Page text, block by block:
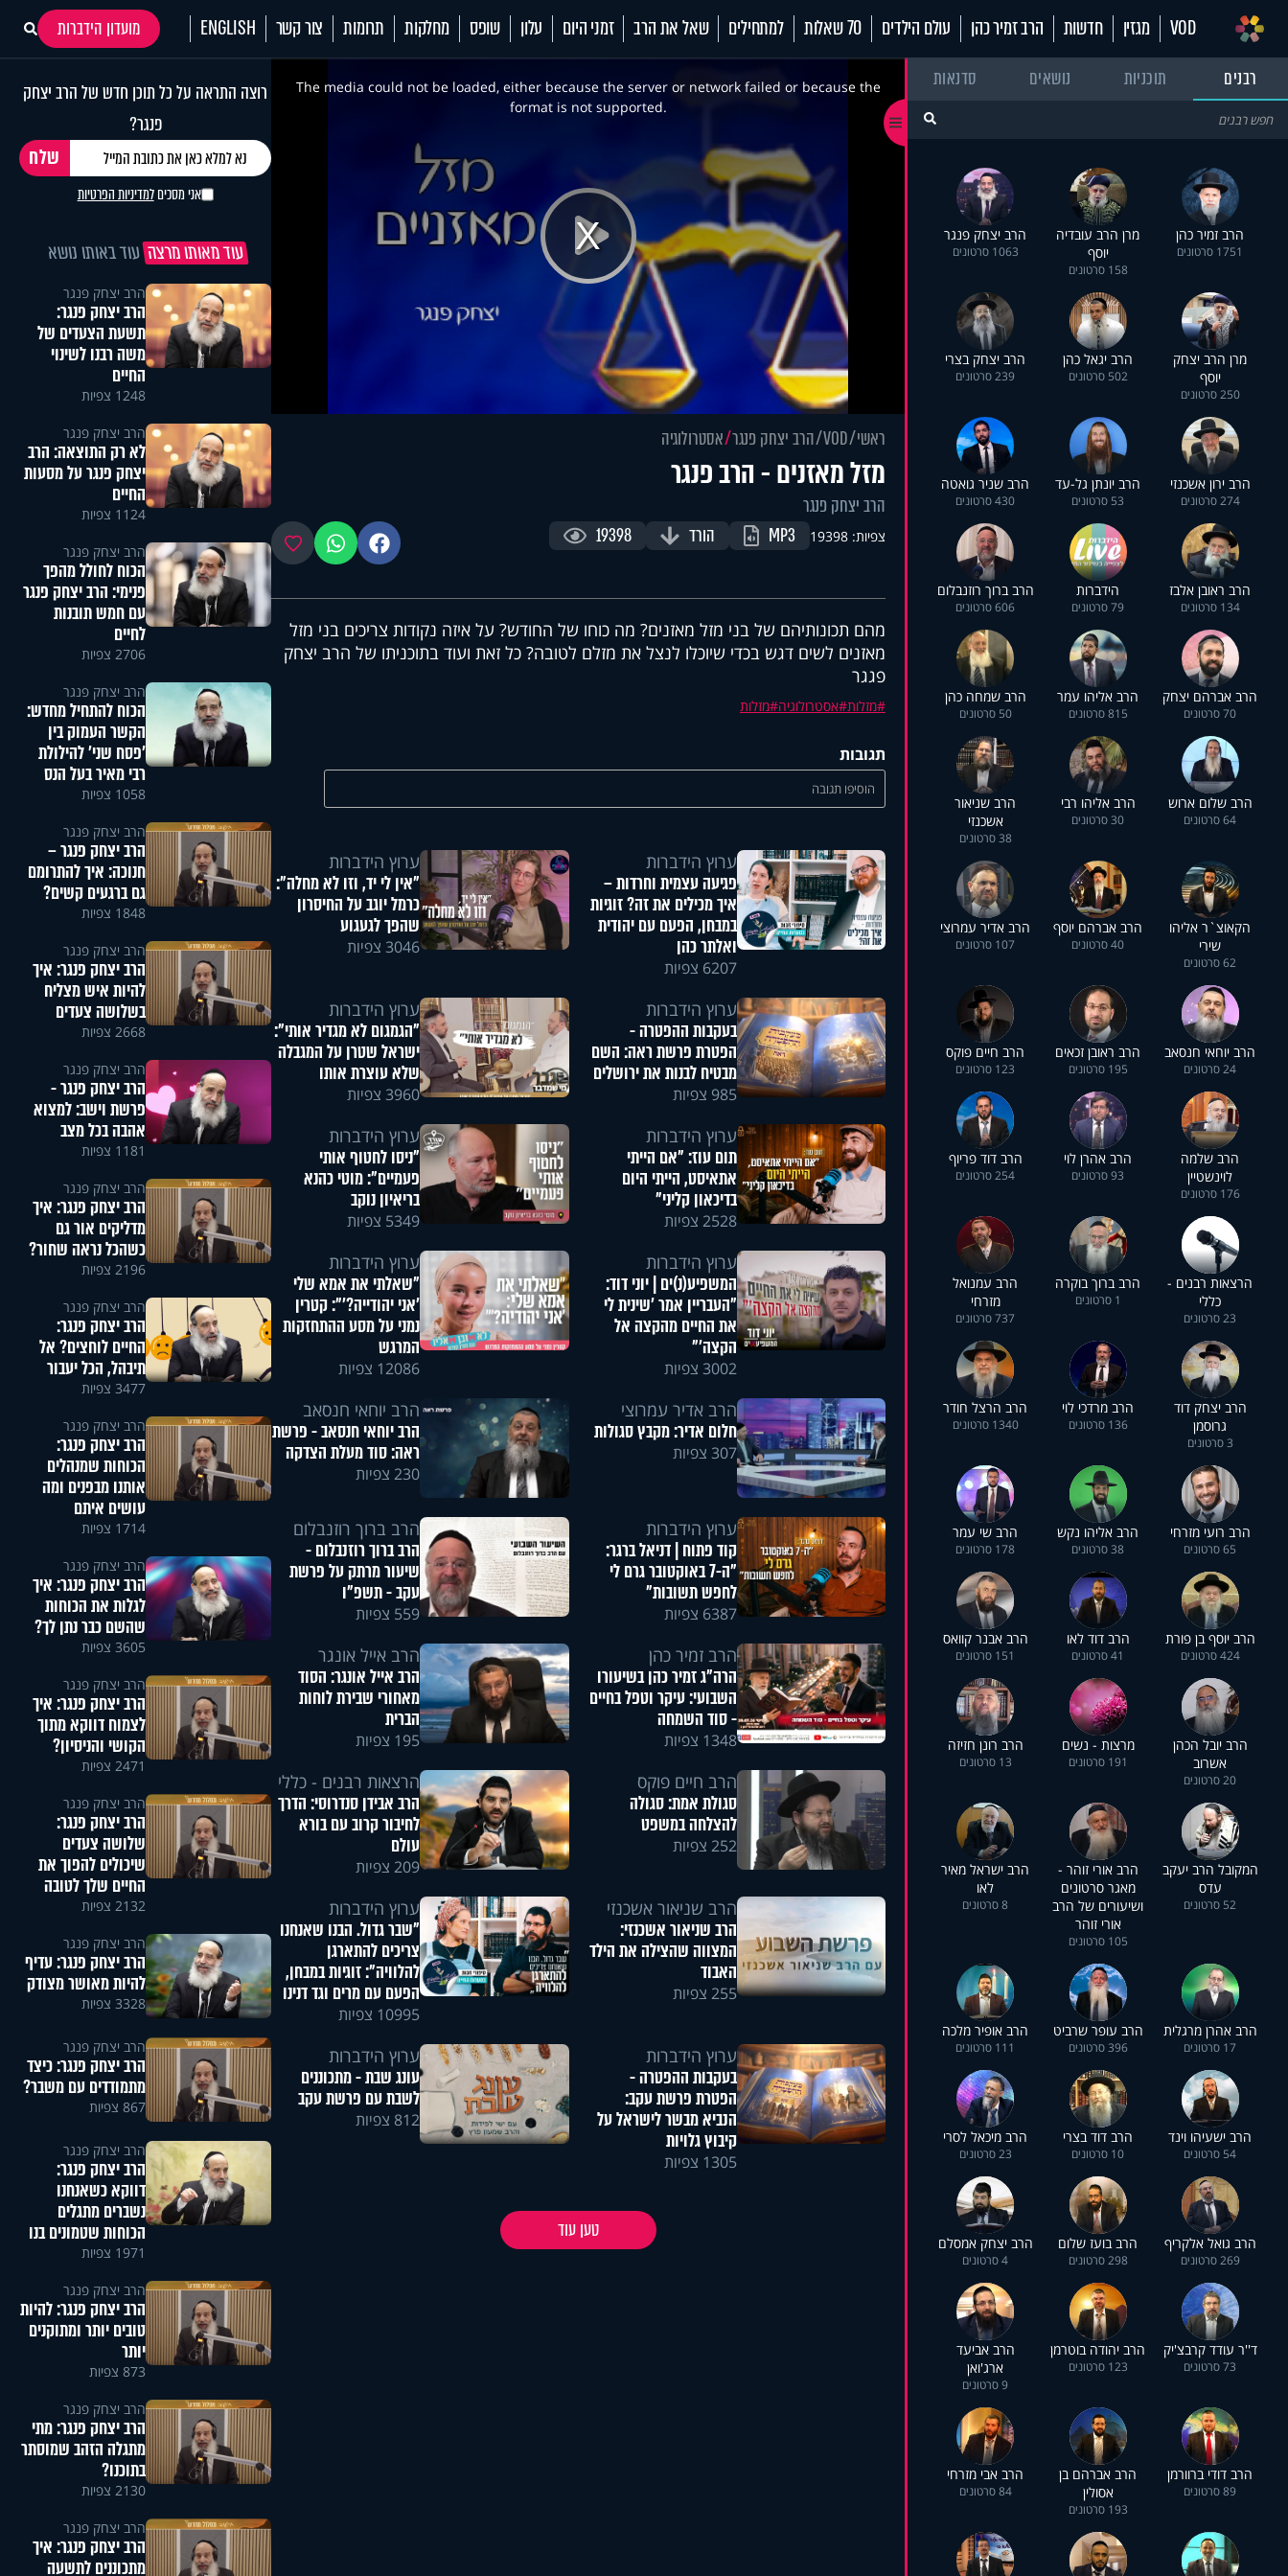
VOD מגזין חדשות הרב זמיר כהן עולם הילדים 70 שאלות למתחילים שאל את הרב זמני היום עלון שופס מחלקות תרומות צור קשר ENGLISH
מועדון הידברות
רבנים
תוכניות נושאים סדנאות
הרב זמיר כהן
1751 סרטונים
מרן הרב עובדיה
יוסף
158 סרטונים
הרב יצחק פנגר
1063 סרטונים
מרן הרב יצחק
יוסף
250 סרטונים
הרב יגאל כהן
502 סרטונים
הרב יצחק בצרי
239 סרטונים
הרב ירון אשכנזי
274 סרטונים
הרב יונתן גל-עד
53 סרטונים
הרב שניר גואטה
430 סרטונים
הרב ראובן אלבז
134 סרטונים
הידברות
79 סרטונים
הרב ברוך רוזנבלום
606 סרטונים
הרב אברהם יצחק
70 סרטונים
הרב אליהו עמר
815 סרטונים
הרב שמחה כהן
50 סרטונים
הרב שלום ארוש
64 סרטונים
הרב אליהו רבי
30 סרטונים
הרב שניאור
אשכנזי
38 סרטונים
הקאוצ`ר אליהו
שירי
62 סרטונים
הרב אברהם יוסף
40 סרטונים
הרב אדיר עמרוצי
107 סרטונים
הרב יוחאי חנסאב
24 סרטונים
הרב ראובן זכאים
195 סרטונים
הרב חיים פוקס
123 סרטונים
הרב שלמה
לוינשטיין
176 סרטונים
הרב אהרן לוי
93 סרטונים
הרב דוד פריוף
254 סרטונים
הרצאות רבנים -
כללי
23 סרטונים
הרב ברוך בוקרה
1 סרטונים
הרב עמנואל
מזרחי
737 סרטונים
הרב יצחק דוד
גרוסמן
3 סרטונים
הרב מרדכי לוי
136 סרטונים
הרב הרצל חודר
1340 סרטונים
הרב רועי מזרחי
65 סרטונים
הרב אליהו נקש
38 סרטונים
הרב שי עמר
178 סרטונים
הרב יוסף בן פורת
424 סרטונים
הרב דוד לאו
41 סרטונים
הרב אבנר קוואס
151 סרטונים
הרב יובל הכהן
אשרוב
20 סרטונים
מרצות - נשים
191 סרטונים
הרב רונן חזיזה
13 סרטונים
המקובל הרב יעקב
עדס
52 סרטונים
הרב אורי זוהר -
מאגר סרטונים
ושיעורים של הרב
אורי זוהר
105 סרטונים
הרב ישראל מאיר
לאו
8 סרטונים
הרב אהרן מרגלית
17 סרטונים
הרב עופר שרביט
396 סרטונים
הרב אופיר מלכה
111 סרטונים
הרב ישעיהו וינד
54 סרטונים
הרב דוד בצרי
10 סרטונים
הרב מיכאל לסרי
23 סרטונים
הרב גואל אלקריף
269 סרטונים
הרב בועז שלום
298 סרטונים
הרב יצחק אמסלם
4 סרטונים
ד''ר עודד קרבצ'יק
73 סרטונים
הרב יהודה בוטרמן
123 סרטונים
הרב אביעד
ארג'ואן
9 סרטונים
הרב דודי ברוורמן
89 סרטונים
הרב אברהם בן
אסולין
193 סרטונים
הרב אבי מזרחי
84 סרטונים
Play
Video
This
modalThe media could not be loaded, either because the server or network failed or because the
format is not supported.
ראשי VOD הרב יצחק פנגר אסטרולוגיה
מזל מאזנים - הרב פנגר
הרב יצחק פנגר
צפיות: 19398 MP3 הורד 19398 פייסבוקווטסאפ מועדפים
מהם תכונותיהם של בני מזל מאזנים? מה כוחו של החודש? על איזה נקודות צריכים בני מזל
מאזנים לשים דגש בכדי שיוכלו לנצל את מזלם לטובה? כל זאת ועוד בתוכניתו של הרב יצחק
פגגר
מזלות אסטרולוגיה מזלות
תגובות
הוסיפו תגובה
ערוץ הידברות
פגיעה עצמית וחרדות –
איך מכילים את זה? זוגיות
במבחן, הפעם עם יהודית
ואלתר כהן
6207 צפיות
ערוץ הידברות
"אין לי יד, וזו לא מחלה":
כרמל יוגב על החיסרון
שהפך לגעגוע
3046 צפיות
ערוץ הידברות
בעקבות ההפטרה -
הפטרת פרשת ראה: השם
מבטיח לבנות את ירושלים
985 צפיות
ערוץ הידברות
"הגמגום לא מגדיר אותי":
ישראל שטרן על המגבלה
שלא עוצרת אותו
3960 צפיות
ערוץ הידברות
תום עוז: "אם הייתי
אתאיסט, הייתי היום
בדיכאון קליני"
2528 צפיות
ערוץ הידברות
"ניסו לחטוף אותי
פעמיים": מוטי כהנא
בריאיון נוקב
5349 צפיות
ערוץ הידברות
המשפיע(נ)ים | יוני דוד:
"העבריין אמר 'שינית לי
את החיים מהקצה אל
הקצה'"
3002 צפיות
ערוץ הידברות
"שאלתי את אמא שלי
'אני יהודייה?'": קטרין
נמני על מסע ההתחזקות
המרגש
12086 צפיות
הרב אדיר עמרוצי
חלום אדיר: מקבץ סגולות
307 צפיות
הרב יוחאי חנסאב
הרב יוחאי חנסאב - פרשת
ראה: סוד מעלת הצדקה
230 צפיות
ערוץ הידברות
קוד פתוח | דניאל ברגר:
"ה-7 באוקטובר גרם לי
לחפש תשובות"
6387 צפיות
הרב ברוך רוזנבלום
הרב ברוך רוזנבלום -
שיעור מרתק על פרשת
עקב - תשפ"ו
559 צפיות
הרב זמיר כהן
הרה"ג זמיר כהן בשיעורו
השבועי: עיקר וטפל בחיים
- סוד השמחה
1348 צפיות
הרב אייל אונגר
הרב אייל אונגר: הסוד
מאחורי שבירת לוחות
הברית
195 צפיות
הרב חיים פוקס
סגולת אמת: סגולה
להצלחה במשפט
252 צפיות
הרצאות רבנים - כללי
הרב אבידן סנדרוסי: הדרך
לחיבור קרוב עם בורא
עולם
209 צפיות
הרב שניאור אשכנזי
הרב שניאור אשכנזי:
המצווה שהצילה את הילד
האבוד
255 צפיות
ערוץ הידברות
"שבר גדול. הבנו שאנחנו
צריכים להתארגן
להלוויה": זוגיות במבחן,
הפעם עם מרים וגד דנינו
10995 צפיות
ערוץ הידברות
בעקבות ההפטרה -
הפטרת פרשת עקב:
הנביא מבשר לישראל על
קיבוץ גלויות
1305 צפיות
ערוץ הידברות
עונג שבת - מתכוננים
לשבת עם פרשת עקב
812 צפיות
טען עוד
רוצה התראה על כל תוכן חדש של הרב יצחק
פנגר?
אני מסכיםלמדיניות הפרטיות
עוד מאותו מרצה עוד באותו נושא
הרב יצחק פנגר
הרב יצחק פנגר:
תשעת הצעדים של
משה רבנו לשינוי
החיים
1248 צפיות
הרב יצחק פנגר
לא רק התוצאה: הרב
יצחק פנגר על מסעות
החיים
1124 צפיות
הרב יצחק פנגר
הכוח לחולל מהפך
פנימי: הרב יצחק פנגר
עם חמש תובנות
לחיים
2706 צפיות
הרב יצחק פנגר
הכוח להתחיל מחדש:
הקשר העמוק בין
'פסח שני' להילולת
רבי מאיר בעל הנס
1058 צפיות
הרב יצחק פנגר
הרב יצחק פנגר –
חנוכה: איך להתרומם
גם ברגעים קשים?
1848 צפיות
הרב יצחק פנגר
הרב יצחק פנגר: איך
להיות איש מצליח
בשלושה צעדים
2668 צפיות
הרב יצחק פנגר
הרב יצחק פנגר -
פרשת וישב: למצוא
אהבה בכל מצב
1181 צפיות
הרב יצחק פנגר
הרב יצחק פנגר: איך
מדליקים אור גם
כשהכל נראה שחור?
2196 צפיות
הרב יצחק פנגר
הרב יצחק פנגר:
החיים לוחצים? אל
תיבהל, הכל יעבור
3477 צפיות
הרב יצחק פנגר
הרב יצחק פנגר:
הכוחות שמנהלים
אותנו מבפנים ומה
עושים איתם
1714 צפיות
הרב יצחק פנגר
הרב יצחק פנגר: איך
לגלות את הכוחות
שהשם כבר נתן לך?
3605 צפיות
הרב יצחק פנגר
הרב יצחק פנגר: איך
לצמוח דווקא מתוך
הקושי והניסיון?
2471 צפיות
הרב יצחק פנגר
הרב יצחק פנגר:
שלושה צעדים
שיכולים להפוך את
החיים שלך לטובה
2132 צפיות
הרב יצחק פנגר
הרב יצחק פנגר: עדיף
להיות מאושר מצודק
3328 צפיות
הרב יצחק פנגר
הרב יצחק פנגר: כיצד
מתמודדים עם משבר?
867 צפיות
הרב יצחק פנגר
הרב יצחק פנגר:
דווקא כשאנחנו
נשברים מתגלים
הכוחות שטמונים בנו
1971 צפיות
הרב יצחק פנגר
הרב יצחק פנגר: להיות
טובים יותר ומתוקנים
יותר
873 צפיות
הרב יצחק פנגר
הרב יצחק פנגר: מתי
מתגלה הזהב שמוסתר
בתוכנו?
2130 צפיות
הרב יצחק פנגר
הרב יצחק פנגר: איך
מתכוננים לתשעה